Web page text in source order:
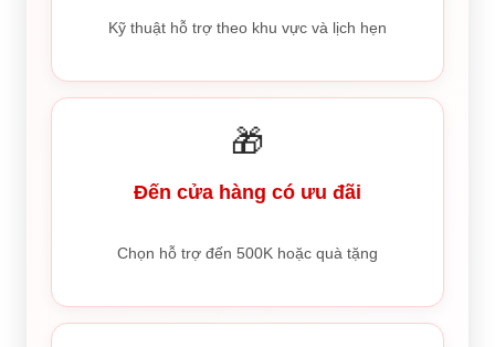
Kỹ thuật hỗ trợ theo khu vực và lịch hẹn
🎁
Đến cửa hàng có ưu đãi
Chọn hỗ trợ đến 500K hoặc quà tặng